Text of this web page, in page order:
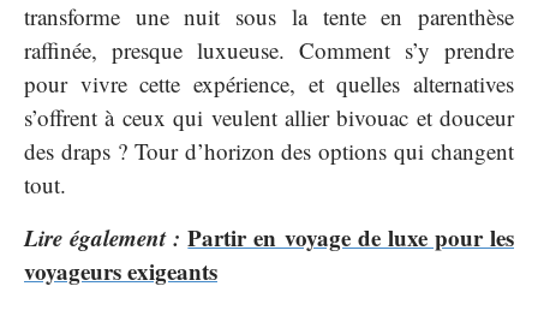
transforme une nuit sous la tente en parenthèse
raffinée, presque luxueuse. Comment s’y prendre
pour vivre cette expérience, et quelles alternatives
s’offrent à ceux qui veulent allier bivouac et douceur
des draps ? Tour d’horizon des options qui changent
tout.
Lire également : Partir en voyage de luxe pour les
voyageurs exigeants